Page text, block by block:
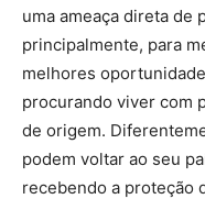
uma ameaça direta de
principalmente, para
melhores
procurando viver com
de origem.
podem voltar ao seu
recebendo a proteção